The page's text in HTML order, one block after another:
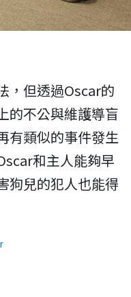
，但透過Oscar的
的不公與維護導盲
有類似的事件發生
和主人能夠早
狗兒的犯人也能得